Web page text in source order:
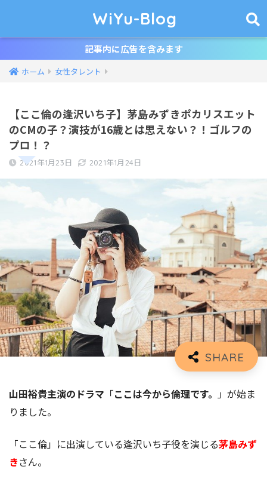
WiYu-Blog
記事内に広告を含みます
ホーム 女性タレント
【ここ倫の逢沢いち子】茅島みずきポカリスエット
のCMの子？演技が16歳とは思えない？！ゴルフの
プロ！？
2021年1月23日 2021年1月24日
山田裕貴主演のドラマ 「ここは今から倫理です。 」が始ま
りました。
「ここ倫」に出演している逢沢いち子役を演じる茅島みず
きさん。